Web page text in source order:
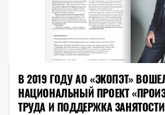
В 2019 ГОДУ АО «ЭКОПЭТ»
НАЦИОНАЛЬНЫЙ ПРОЕКТ
ТРУДА И ПОДДЕРЖКА